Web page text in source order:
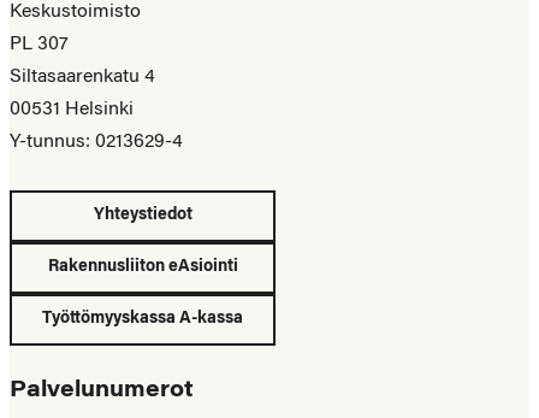
Keskustoimisto
PL 307
Siltasaarenkatu 4
00531 Helsinki
Y-tunnus: 0213629-4
Yhteystiedot
Rakennusliiton eAsiointi
Työttömyyskassa A-kassa
Palvelunumerot